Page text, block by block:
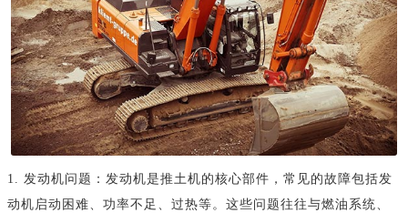
1. 发动机问题：发动机是推土机的核心部件，常见的故障包括发
动机启动困难、功率不足、过热等。这些问题往往与燃油系统、